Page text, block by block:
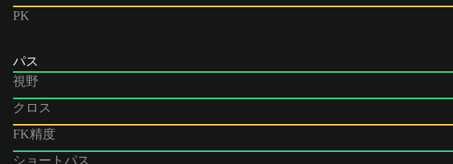
PK
パス
視野
クロス
FK精度
ショートパス